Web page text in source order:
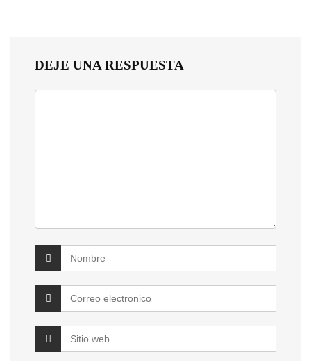
DEJE UNA RESPUESTA